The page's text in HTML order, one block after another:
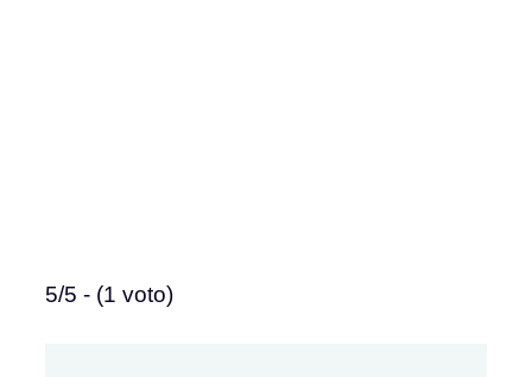
5/5 - (1 voto)